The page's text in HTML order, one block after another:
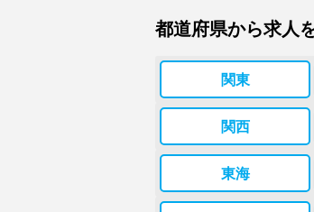
都道府県から求人
関東
関西
東海